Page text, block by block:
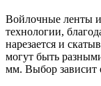
Войлочные ленты
технологии,
нарезается и
могут быть
мм. Выбор зависит